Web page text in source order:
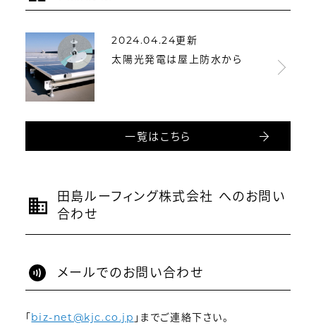
2024.04.24更新
太陽光発電は屋上防水から
一覧はこちら
田島ルーフィング株式会社 へのお問い
合わせ
メールでのお問い合わせ
「biz-net@kjc.co.jp 」までご連絡下さい。